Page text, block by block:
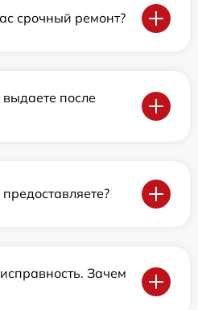
срочный ремонт?
после
Зачем